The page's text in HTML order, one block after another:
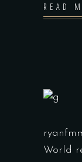
READ
World